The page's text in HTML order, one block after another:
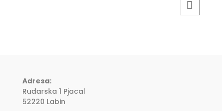
Adresa:
Rudarska 1 Pjacal
52220 Labin